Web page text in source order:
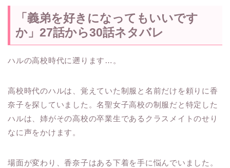
「義弟を好きになってもいいです
か」27話から30話ネタバレ
ハルの高校時代に遡ります…。
高校時代のハルは、覚えていた制服と名前だけを頼りに香
奈子を探していました。名聖女子高校の制服だと特定した
ハルは、姉がその高校の卒業生であるクラスメイトのせり
なに声をかけます。
場面が変わり、香奈子はある下着を手に悩んでいました。